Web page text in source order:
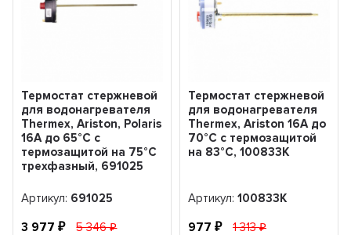
Термостат стержневой
для водонагревателя
Thermex, Ariston, Polaris
16А до 65°С с
термозащитой на 75°С
трехфазный, 691025
Артикул: 691025
3 977 5 346
Термостат стержневой
для водонагревателя
Thermex, Ariston 16A до
70°С с термозащитой
на 83°С, 100833К
Артикул: 100833К
977 1 313